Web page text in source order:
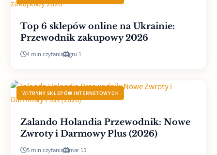
Top 6 sklepów online na Ukrainie:
Przewodnik zakupowy 2026
4 min czytania gru 1
WITRYNY SKLEPÓW INTERNETOWYCH
Zalando Holandia Przewodnik: Nowe
Zwroty i Darmowy Plus (2026)
5 min czytania mar 15